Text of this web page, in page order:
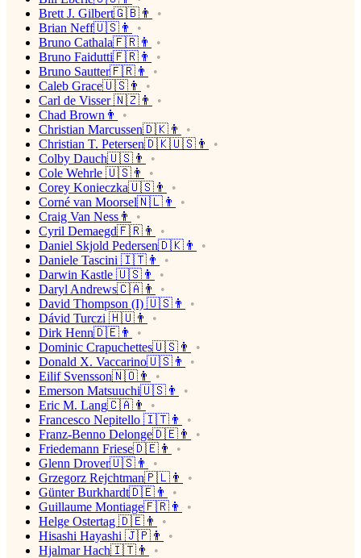
Brett J. Gilbert🇬🇧👨
Brian Neff🇺🇸👨
Bruno Cathala🇫🇷👨
Bruno Faidutti🇫🇷👨
Bruno Sautter🇫🇷👨
Caleb Grace🇺🇸👨
Carl de Visser 🇳🇿👨
Chad Brown👨
Christian Marcussen🇩🇰👨
Christian T. Petersen🇩🇰🇺🇸👨
Colby Dauch🇺🇸👨
Cole Wehrle 🇺🇸👨
Corey Konieczka🇺🇸👨
Corné van Moorsel🇳🇱👨
Craig Van Ness👨
Cyril Demaegd🇫🇷👨
Daniel Skjold Pedersen🇩🇰👨
Daniele Tascini 🇮🇹👨
Darwin Kastle 🇺🇸👨
Daryl Andrews🇨🇦👨
David Thompson (I) 🇺🇸👨
Dávid Turczi 🇭🇺👨
Dirk Henn🇩🇪👨
Dominic Crapuchettes🇺🇸👨
Donald X. Vaccarino🇺🇸👨
Eilif Svensson🇳🇴👨
Emerson Matsuuchi🇺🇸👨
Eric M. Lang🇨🇦👨
Francesco Nepitello 🇮🇹👨
Franz-Benno Delonge🇩🇪👨
Friedemann Friese🇩🇪👨
Glenn Drover🇺🇸👨
Grzegorz Rejchtman🇵🇱👨
Günter Burkhardt🇩🇪👨
Guillaume Montiage🇫🇷👨
Helge Ostertag 🇩🇪👨
Hisashi Hayashi 🇯🇵👨
Hjalmar Hach🇮🇹👨